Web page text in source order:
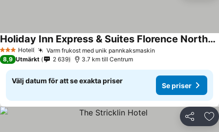
3 StjärnorHotell Varm frukost med unik pannkaksmaskin
Holiday Inn Express & Suites Florence Northeast By Ihg
8,9 Utmärkt 2 639 3.7 km till Centrum
Välj datum för att se exakta priser
Se priser
Dela